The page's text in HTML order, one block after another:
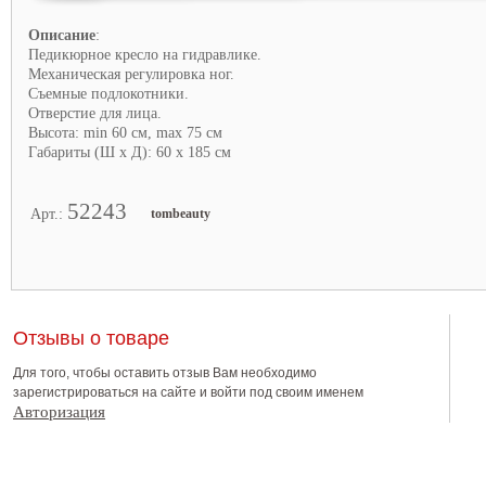
Описание:
Педикюрное кресло на гидравлике.
Механическая регулировка ног.
Съемные подлокотники.
Отверстие для лица.
Высота: min 60 см, max 75 см
Габариты (Ш х Д): 60 x 185 см
Арт.: 52243 tombeauty
Отзывы о товаре
Для того, чтобы оставить отзыв Вам необходимо
зарегистрироваться на сайте и войти под своим именем
Авторизация